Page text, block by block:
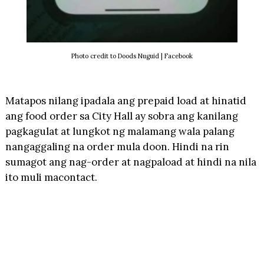
Photo credit to Doods Nuguid | Facebook
Matapos nilang ipadala ang prepaid load at hinatid
ang food order sa City Hall ay sobra ang kanilang
pagkagulat at lungkot ng malamang wala palang
nangaggaling na order mula doon. Hindi na rin
sumagot ang nag-order at nagpaload at hindi na nila
ito muli macontact.